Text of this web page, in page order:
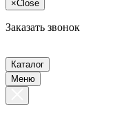
×Close
Заказать звонок
Каталог
Меню